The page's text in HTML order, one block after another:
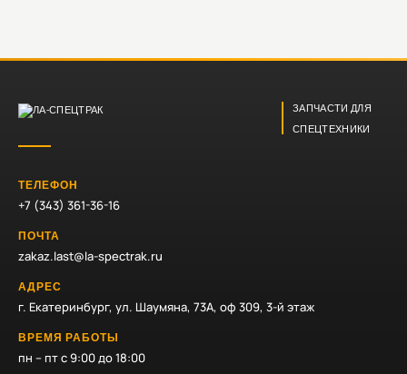
ЗАПЧАСТИ ДЛЯ
СПЕЦТЕХНИКИ
ТЕЛЕФОН
+7 (343) 361-36-16
ПОЧТА
zakaz.last@la-spectrak.ru
АДРЕС
г. Екатеринбург, ул. Шаумяна, 73А, оф 309, 3-й этаж
ВРЕМЯ РАБОТЫ
пн – пт с 9:00 до 18:00